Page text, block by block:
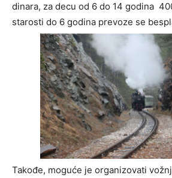
dinara, za decu od 6 do 14 godina
starosti do 6 godina prevoze se
Takođe, moguće je organizovati